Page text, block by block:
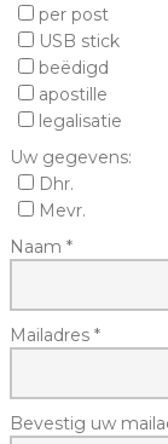
per post
USB stick
beëdigd
apostille
legalisatie
Uw gegevens:
Dhr.
Mevr.
Naam *
Mailadres *
Bevestig uw